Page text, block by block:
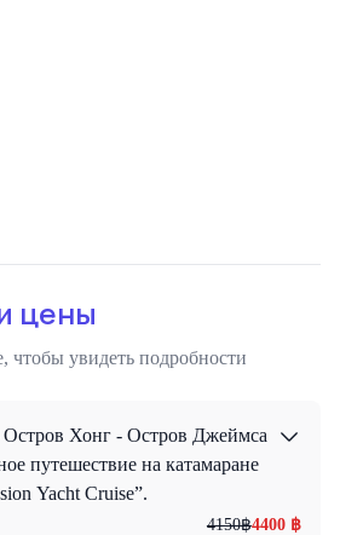
цены
чтобы увидеть подробности
Хонг - Остров Джеймса
путешествие на катамаране
Yacht Cruise”.
4150฿4400 ฿